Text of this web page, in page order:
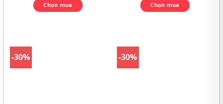
Chọn mua Chọn mua
-30% -30%